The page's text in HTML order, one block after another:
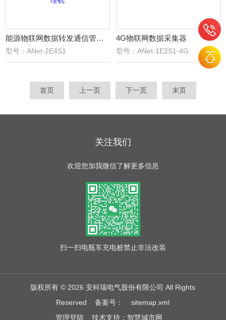
能源物联网数据转发通信管理机
型号：ANet-2E4S1
4G物联网数据采集器
型号：ANet-1E2S1-4G
首页 上一页 下一页 末页
关注我们
欢迎您加我微信了解更多信息
扫一扫电瓶车充电桩禁止非法改装
版权所有 © 2026 安科瑞电气股份有限公司 All Rights
Reserved备案号：
sitemap.xml
管理登陆技术支持： 智慧城市网